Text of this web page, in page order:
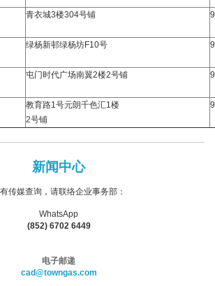
青衣城3楼304号铺
绿杨新邨绿杨坊F10号
屯门时代广场南翼2楼2号铺
教育路1号元朗千色汇1楼
2号铺
新闻中心
传媒查询，请联络企业事务部：
WhatsApp
(852) 6702 6449
电子邮递
cad@towngas.com